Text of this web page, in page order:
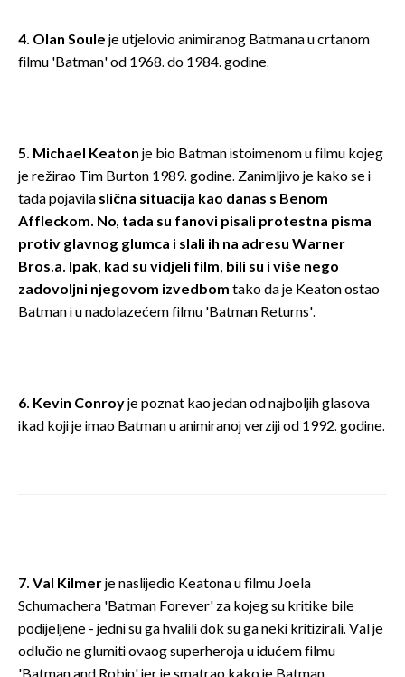
4. Olan Soule je utjelovio animiranog Batmana u crtanom
filmu 'Batman' od 1968. do 1984. godine.
5. Michael Keaton je bio Batman istoimenom u filmu kojeg
je režirao Tim Burton 1989. godine. Zanimljivo je kako se i
tada pojavila slična situacija kao danas s Benom
Affleckom. No, tada su fanovi pisali protestna pisma
protiv glavnog glumca i slali ih na adresu Warner
Bros.a. Ipak, kad su vidjeli film, bili su i više nego
zadovoljni njegovom izvedbom tako da je Keaton ostao
Batman i u nadolazećem filmu 'Batman Returns'.
6. Kevin Conroyje poznat kao jedan od najboljih glasova
ikad koji je imao Batman u animiranoj verziji od 1992. godine.
7. Val Kilmerje naslijedio Keatona u filmu Joela
Schumachera 'Batman Forever' za kojeg su kritike bile
podijeljene - jedni su ga hvalili dok su ga neki kritizirali. Val je
odlučio ne glumiti ovaog superheroja u idućem filmu